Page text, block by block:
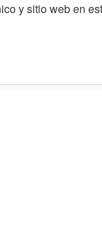
y sitio web en